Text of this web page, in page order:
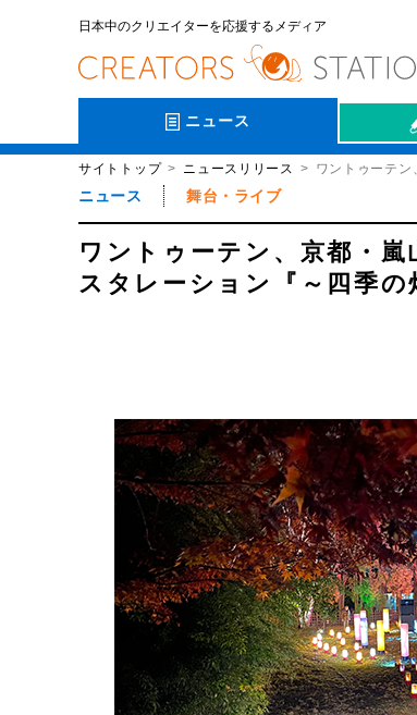
日本中のクリエイターを応援するメディア
ニュース
会社伝
サイトトップ ニュースリリース ワントゥーテ
ニュース 舞台・ライブ
ワントゥーテン、京都・
スタレーション『～四季